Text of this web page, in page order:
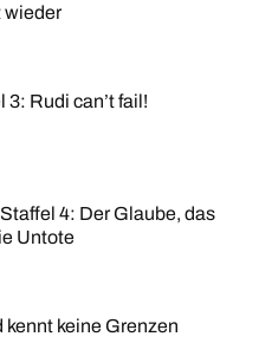
wieder
3: Rudi can’t fail!
4: Der Glaube, das
Untote
kennt keine Grenzen